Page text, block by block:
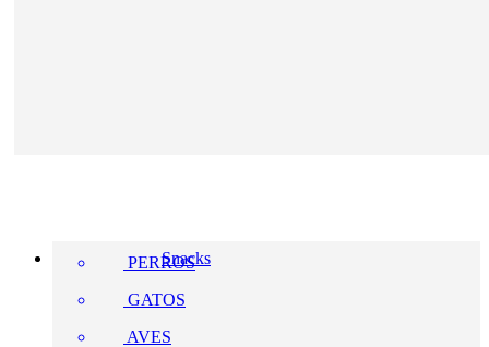
Snacks
PERROS
GATOS
AVES